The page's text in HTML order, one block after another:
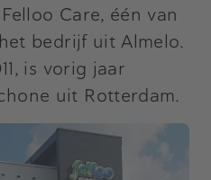
Care, één van
bedrijf uit Almelo.
is vorig jaar
uit Rotterdam.